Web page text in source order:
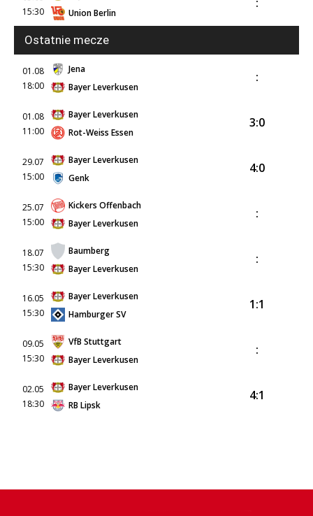
15:30
Union Berlin
Ostatnie mecze
01.08
18:00
Jena
Bayer Leverkusen
:
01.08
11:00
Bayer Leverkusen
Rot-Weiss Essen
3:0
29.07
15:00
Bayer Leverkusen
Genk
4:0
25.07
15:00
Kickers Offenbach
Bayer Leverkusen
:
18.07
15:30
Baumberg
Bayer Leverkusen
:
16.05
15:30
Bayer Leverkusen
Hamburger SV
1:1
09.05
15:30
VfB Stuttgart
Bayer Leverkusen
:
02.05
18:30
Bayer Leverkusen
RB Lipsk
4:1